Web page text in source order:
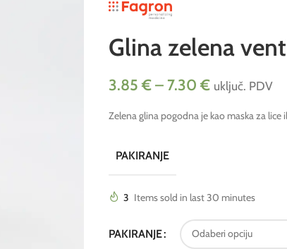
Glina zelena
3.85€– 7.30€ uključ. PDV
Zelena glina pogodna je kao maska za
PAKIRANJE
3 Items sold in last 30 minutes
PAKIRANJE